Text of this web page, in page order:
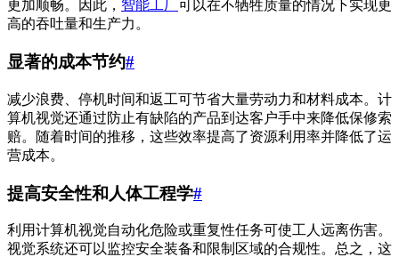
更加顺畅。因此， 智能工厂可以在不牺牲质量的情况下实现更
高的吞吐量和生产力。
显著的成本节约#
减少浪费、停机时间和返工可节省大量劳动力和材料成本。计
算机视觉还通过防止有缺陷的产品到达客户手中来降低保修索
赔。随着时间的推移，这些效率提高了资源利用率并降低了运
营成本。
提高安全性和人体工程学#
利用计算机视觉自动化危险或重复性任务可使工人远离伤害。
视觉系统还可以监控安全装备和限制区域的合规性。总之，这